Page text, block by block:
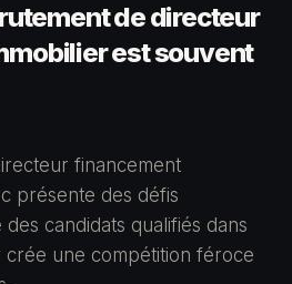
de directeur
est souvent
financement
présente des défis
candidats qualifiés dans
crée une compétition féroce